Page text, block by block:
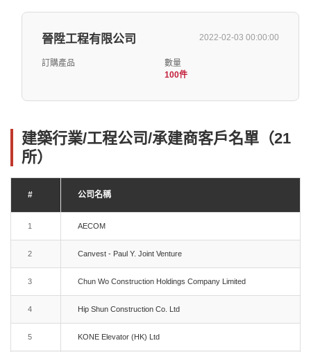
晉陞工程有限公司 2022-02-03 00:00:00
訂購產品
數量
100件
建築行業/工程公司/承建商客戶名單（21
所）
# 公司名稱
1 AECOM
2 Canvest - Paul Y. Joint Venture
3 Chun Wo Construction Holdings Company Limited
4 Hip Shun Construction Co. Ltd
5 KONE Elevator (HK) Ltd